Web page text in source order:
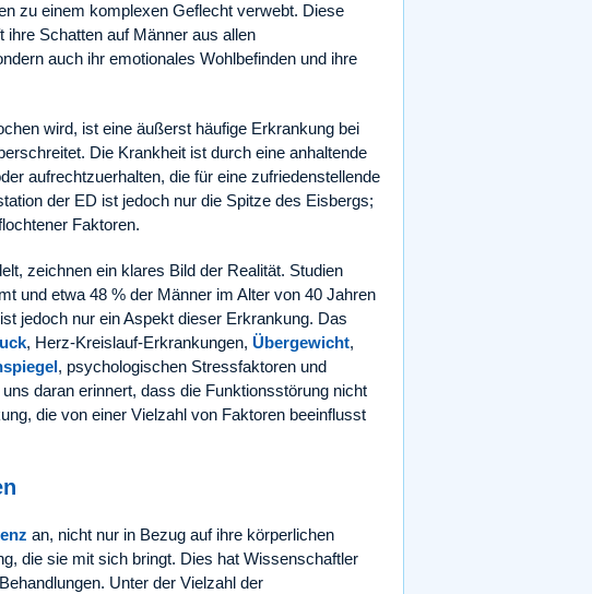
zu einem komplexen Geflecht verwebt. Diese
ihre Schatten auf Männer aus allen
auch ihr emotionales Wohlbefinden und ihre
wird, ist eine äußerst häufige Erkrankung bei
Die Krankheit ist durch eine anhaltende
aufrechtzuerhalten, die für eine zufriedenstellende
der ED ist jedoch nur die Spitze des Eisbergs;
Faktoren.
zeichnen ein klares Bild der Realität. Studien
und etwa 48 % der Männer im Alter von 40 Jahren
jedoch nur ein Aspekt dieser Erkrankung. Das
, Herz-Kreislauf-Erkrankungen, Übergewicht,
, psychologischen Stressfaktoren und
daran erinnert, dass die Funktionsstörung nicht
die von einer Vielzahl von Faktoren beeinflusst
an, nicht nur in Bezug auf ihre körperlichen
die sie mit sich bringt. Dies hat Wissenschaftler
Unter der Vielzahl der